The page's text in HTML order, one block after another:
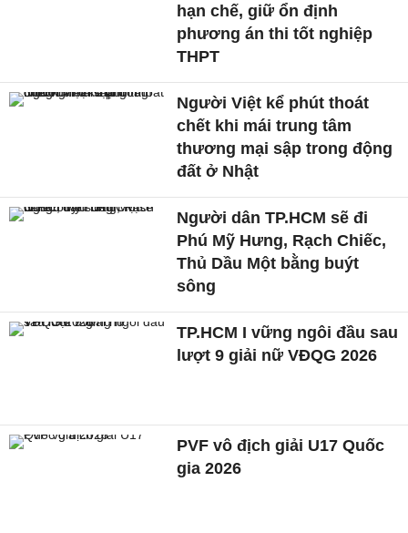
hạn chế, giữ ổn định
phương án thi tốt nghiệp
THPT
Người Việt kể phút thoát
chết khi mái trung tâm
thương mại sập trong động
đất ở Nhật
Người dân TP.HCM sẽ đi
Phú Mỹ Hưng, Rạch Chiếc,
Thủ Dầu Một bằng buýt
sông
TP.HCM I vững ngôi đầu sau
lượt 9 giải nữ VĐQG 2026
PVF vô địch giải U17 Quốc
gia 2026